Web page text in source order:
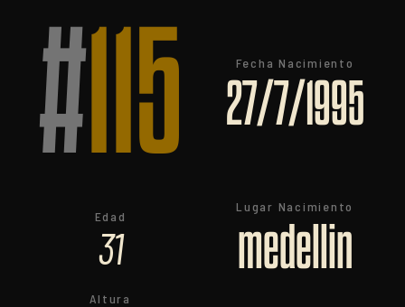
#115 Fecha Nacimiento
27/7/1995
Edad
31
Lugar Nacimiento
medellin
Altura